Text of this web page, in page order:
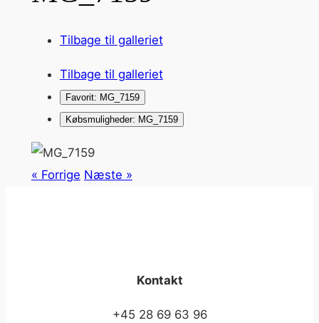
Tilbage til galleriet
Tilbage til galleriet
Favorit: MG_7159
Købsmuligheder: MG_7159
« Forrige Næste »
Kontakt
+45 28 69 63 96